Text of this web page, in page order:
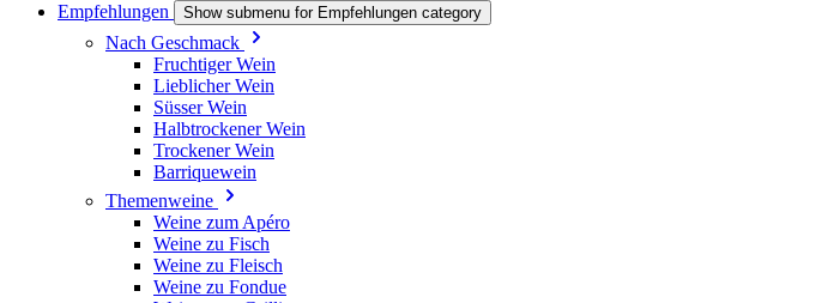
Empfehlungen
Show submenu for Empfehlungen category
Nach Geschmack
Fruchtiger Wein
Lieblicher Wein
Süsser Wein
Halbtrockener Wein
Trockener Wein
Barriquewein
Themenweine
Weine zum Apéro
Weine zu Fisch
Weine zu Fleisch
Weine zu Fondue